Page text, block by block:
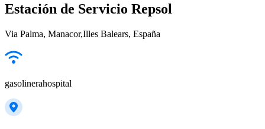
Estación de Servicio Repsol
Via Palma, Manacor,Illes Balears, España
gasolinerahospital